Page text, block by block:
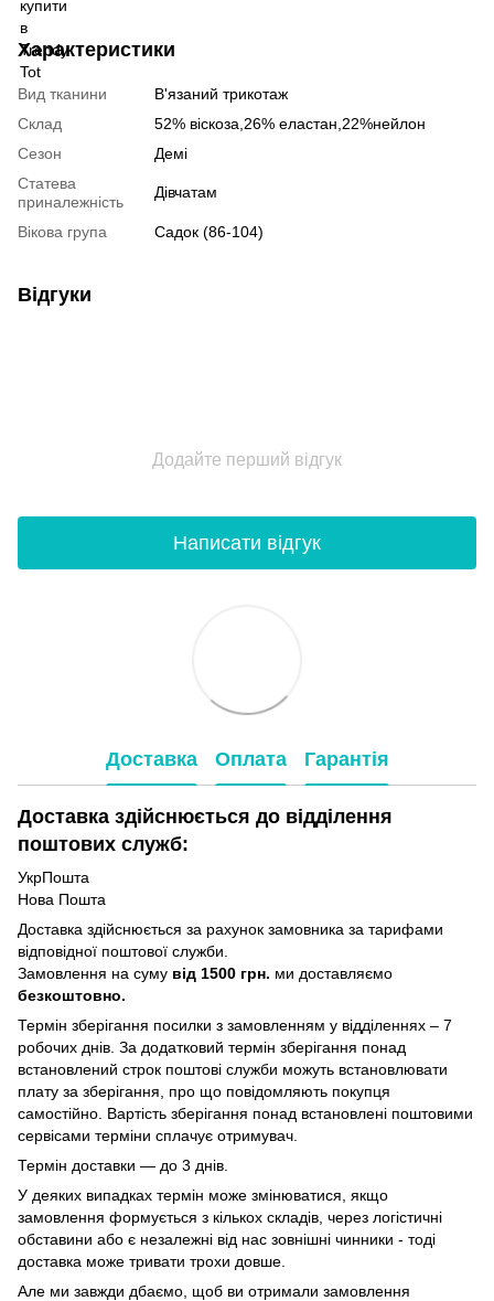
Характеристики
Вид тканини
В'язаний трикотаж
Склад
52% вiскоза,26% еластан,22%нейлон
Сезон
Демі
Статева
приналежність
Дівчатам
Вікова група Садок (86-104)
Відгуки
Додайте перший відгук
Написати відгук
Доставка Оплата Гарантія
Доставка здійснюється до відділення
поштових служб:
УкрПошта
Нова Пошта
Доставка здійснюється за рахунок замовника за тарифами
відповідної поштової служби.
Замовлення на суму від 1500 грн. ми доставляємо
безкоштовно.
Термін зберігання посилки з замовленням у відділеннях – 7
робочих днів. За додатковий термін зберігання понад
встановлений строк поштові служби можуть встановлювати
плату за зберігання, про що повідомляють покупця
самостійно. Вартість зберігання понад вcтановлені поштовими
сервісами терміни сплачує отримувач.
Термін доставки — до 3 днів.
У деяких випадках термін може змінюватися, якщо
замовлення формується з кількох складів, через логістичні
обставини або є незалежні від нас зовнішні чинники - тоді
доставка може тривати трохи довше.
Але ми завжди дбаємо, щоб ви отримали замовлення